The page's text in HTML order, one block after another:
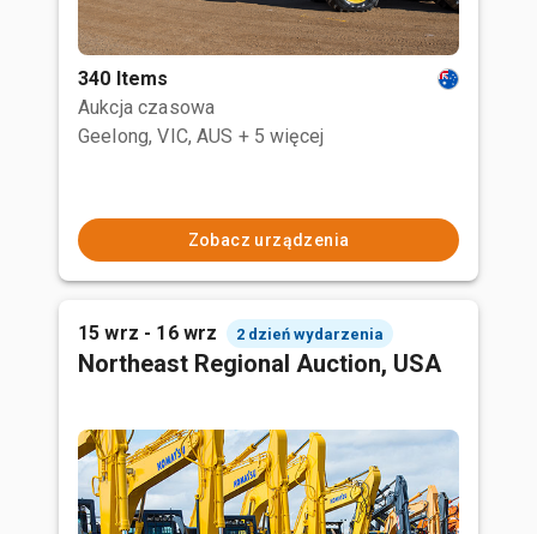
340 Items
Aukcja czasowa
Geelong, VIC, AUS + 5 więcej
Zobacz urządzenia
15 wrz - 16 wrz 2 dzień wydarzenia
Northeast Regional Auction, USA